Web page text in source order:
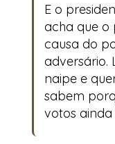
E o
acha que o
causa do
adversário.
naipe e
sabem
votos ainda